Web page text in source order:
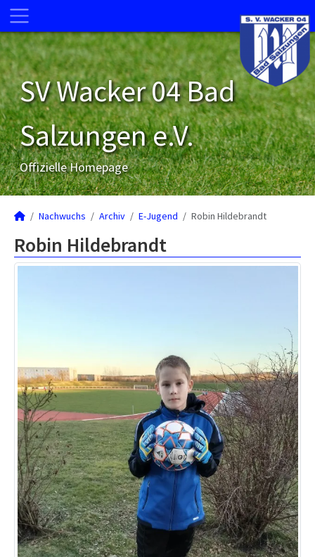
SV Wacker 04 Bad
Salzungen e.V.
Offizielle Homepage
Nachwuchs Archiv E-Jugend Robin Hildebrandt
Robin Hildebrandt